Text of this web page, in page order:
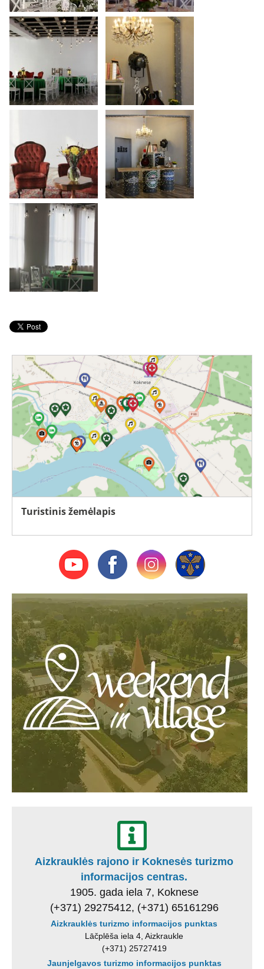
Turistinis žemėlapis
Aizkrauklės rajono ir Koknesės turizmo
informacijos centras.
1905. gada iela 7, Koknese
(+371) 29275412, (+371) 65161296
Aizkrauklės turizmo informacijos punktas
Lāčplēša iela 4, Aizkraukle
(+371) 25727419
Jaunjelgavos turizmo informacijos punktas